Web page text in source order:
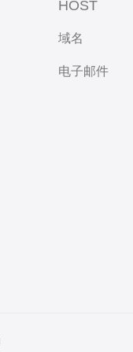
HOST
域名
电子邮件